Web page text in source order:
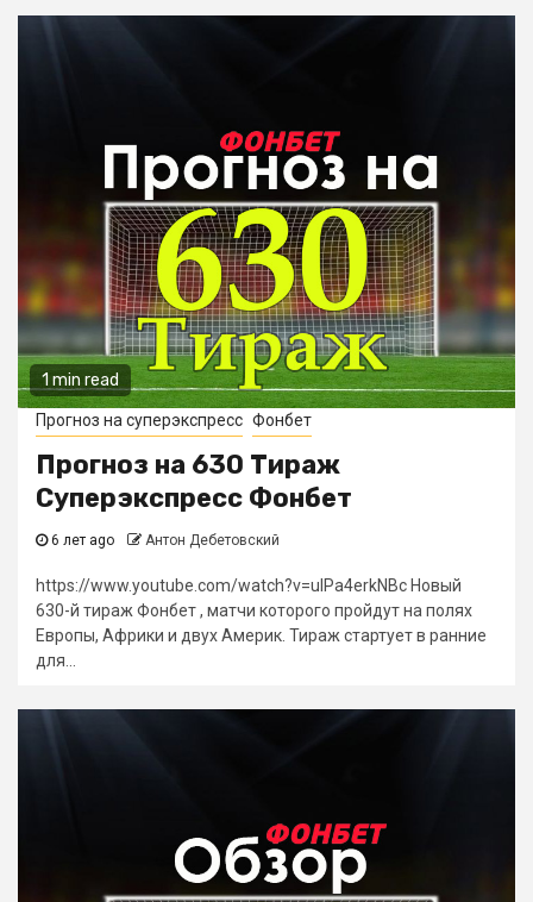
1 min read
Прогноз на суперэкспресс Фонбет
Прогноз на 630 Тираж
Суперэкспресс Фонбет
6 лет ago Антон Дебетовский
https://www.youtube.com/watch?v=uIPa4erkNBc Новый
630-й тираж Фонбет , матчи которого пройдут на полях
Европы, Африки и двух Америк. Тираж стартует в ранние
для...